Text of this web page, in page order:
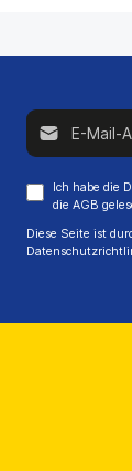
E-Mail-
Ich habe die
die AGB
Diese Seite ist